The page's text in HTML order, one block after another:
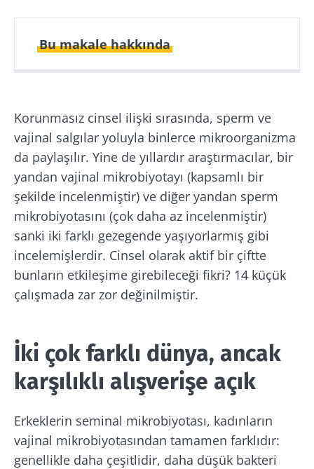
Bu makale hakkında
Korunmasız cinsel ilişki sırasında, sperm ve
vajinal salgılar yoluyla binlerce mikroorganizma
da paylaşılır. Yine de yıllardır araştırmacılar, bir
yandan vajinal mikrobiyotayı (kapsamlı bir
şekilde incelenmiştir) ve diğer yandan sperm
mikrobiyotasını (çok daha az incelenmiştir)
sanki iki farklı gezegende yaşıyorlarmış gibi
incelemişlerdir. Cinsel olarak aktif bir çiftte
bunların etkileşime girebileceği fikri? 14 küçük
çalışmada zar zor değinilmiştir.
İki çok farklı dünya, ancak
karşılıklı alışverişe açık
Erkeklerin seminal mikrobiyotası, kadınların
vajinal mikrobiyotasından tamamen farklıdır:
genellikle daha çeşitlidir, daha düşük bakteri